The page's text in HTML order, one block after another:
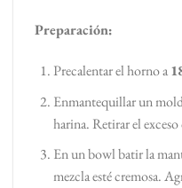
Preparación:
Precalentar el horno a
Enmantequillar un
harina. Retirar el exceso
En un bowl batir la
mezcla esté cremosa.